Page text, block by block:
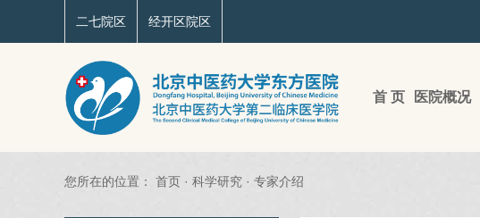
二七院区 经开区院区
首 页 医院概况
您所在的位置： 首页 · 科学研究 · 专家介绍